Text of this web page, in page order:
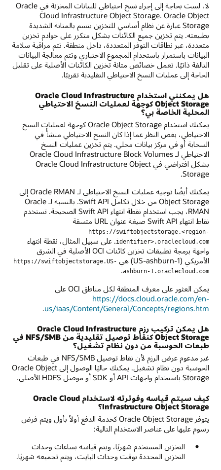
لا، لست بحاجة إلى إجراء نسخ احتياطي للبيانات المخزنة في Oracle
Cloud Infrastructure Object Storage. Oracle Object
Storage عبارة عن نظام أساسي للتخزين يتسم بالمتانة الشديدة
بطبيعته. يتم تخزين جميع الكائنات بشكل متكرر على خوادم تخزين
متعددة، عبر نطاقات التوفر المتعددة، داخل منطقة. تتم مراقبة سلامة
البيانات باستمرار باستخدام المجموع الاختباري وتتم معالجة البيانات
التالفة ذاتيًا. تعمل خصائص متانة تخزين الكائنات الأصلية على تقليل
الحاجة إلى عمليات النسخ الاحتياطي التقليدية تقريبًا.
هل يمكنني استخدام Oracle Cloud Infrastructure
Object Storage كوجهة لعمليات النسخ الاحتياطي
المحلية الخاصة بي؟
يمكنك استخدام Oracle Object Storage كوجهة لعمليات النسخ
الاحتياطي، بغض النظر عما إذا كان النسخ الاحتياطي منشأً في
السحابة أو في مركز بيانات محلي. يتم تخزين عمليات النسخ
الاحتياطي لـ Oracle Cloud Infrastructure Block Volumes
بشكل افتراضي في Oracle Cloud Infrastructure Object
Storage.
يمكنك أيضًا توجيه عمليات النسخ الاحتياطي لـ Oracle RMAN إلى
Object Storage من خلال تكامل Swift API. بالنسبة لـ Oracle
RMAN، يجب استخدام نقطة انتهاء Swift API الصحيحة. تستخدم
نقاط انتهاء Swift API صيغة عنوان URL متسقة
https://swiftobjectstorage.<region-
identifier>.oraclecloud.com. على سبيل المثال، نقطة انتهاء
واجهة برمجة تطبيقات تخزين كائنات OCI الأصلية في الشرق
الأمريكي (US-ashburn-1) هي
https://swiftobjectstorage.US-
ashburn-1.oraclecloud.com
.
يمكن العثور على معرف المنطقة لكل مناطق OCI على
https://docs.cloud.oracle.com/en-
us/iaas/Content/General/Concepts/regions.htm
.
هل يمكن تركيب رزم Oracle Cloud Infrastructure
Object Storage كنقاط توصيل تقليدية من NFS/SMB في
طبعات الحوسبة من دون نظام تشغيل؟
غير مدعوم عرض الرزم لأن نقاط توصيل NFS/SMB في طبعات
الحوسبة دون نظام تشغيل. يمكنك حاليًا الوصول إلى Oracle Object
Storage باستخدام واجهات API أو SDK أو موصل HDFS الأصلي.
كيف سيتم قياسه وفوترته لاستخدام Oracle Cloud
Infrastructure Object Storage؟
يتوفر Oracle Object Storage كخدمة الدفع أولاً بأول ويتم فرض
رسوم عليها على عناصر الاستخدام التالية:
التخزين المستخدم شهريًا، ويتم قياسه بساعات وحدات
التخزين المحددة بوقت وحدات البايت، ويتم تجميعه شهريًا.